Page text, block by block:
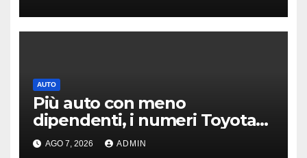
AUTO
Più auto con meno
dipendenti, i numeri Toyota
che “scuotono” Volkswagen
AGO 7, 2026 ADMIN